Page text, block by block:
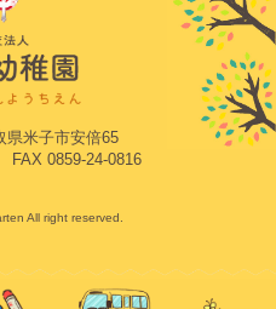
県米子市安倍65
FAX 0859-24-0816
All right reserved.